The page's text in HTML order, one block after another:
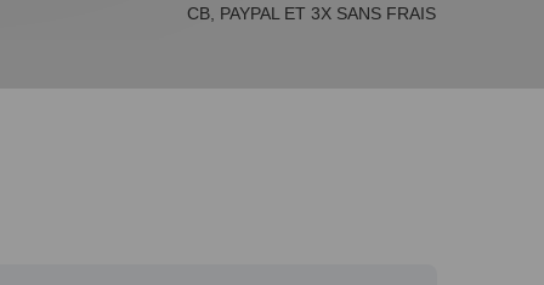
CB, PAYPAL ET 3X SANS FRAIS